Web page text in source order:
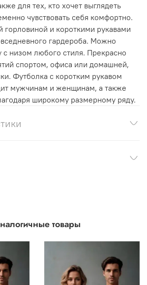
для тех, кто хочет выглядеть
чувствовать себя комфортно.
горловиной и короткими рукавами
гардероба. Можно
с низом любого стиля. Прекрасно
спортом, офиса или домашней,
Футболка с коротким рукавом
мужчинам и женщинам, а также
широкому размерному ряду.
товары